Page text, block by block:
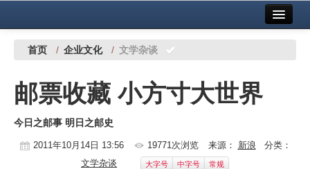
中国有色金属报社主办 广告服务
铜镍铅锌
铝
首页 / 企业文化 / 文学杂谈
邮票收藏 小方寸大世界
今日之邮事 明日之邮史
2011年10月14日 13:56 19771次浏览 来源： 新浪 分类：
文学杂谈
大字号 中字号 常规